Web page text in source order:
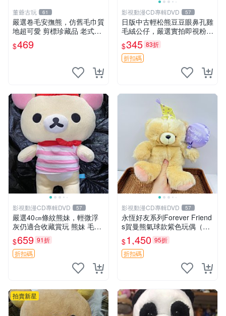
董爺古玩 61
嚴選卷毛安撫熊，仿舊毛巾質
地超可愛 剪標珍藏品 老式毛
巾質地 安撫熊 款式
$469
影視動漫CD專輯DVD 57
日版中古輕松熊豆豆眼鼻孔雞
毛絨公仔，嚴選實拍即視粉絲
必買 公仔紙箱氣泡膜精心包
裝快速發貨 輕松熊 公仔 雞毛
絨
$345 83折
折扣碼
影視動漫CD專輯DVD 57
嚴選40㎝條紋熊妹，輕微浮
灰仍適合收藏賞玩 熊妹 毛絨
玩具 浮雕熊
$659 91折
折扣碼
影視動漫CD專輯DVD 57
永恆好友系列Forever Friend
s賀曼熊氣球款紫色玩偶（鼻
子稍有磨損） 中古玩具 氣球
熊 玩偶
$1,450 95折
折扣碼
拍賣新星